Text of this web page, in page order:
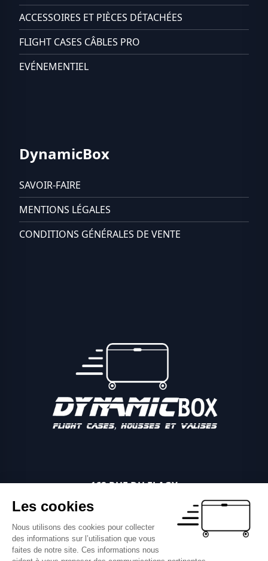
ACCESSOIRES ET PIÈCES DÉTACHÉES
FLIGHT CASES CÂBLES PRO
EVÉNEMENTIEL
DynamicBox
SAVOIR-FAIRE
MENTIONS LÉGALES
CONDITIONS GÉNÉRALES DE VENTE
162 RUE DU FLAGY
NOUS ÉCRIRE PAR MAIL
Les cookies
Nous utilisons des cookies pour collecter
des informations sur l’utilisation que vous
faites de notre site. Ces informations nous